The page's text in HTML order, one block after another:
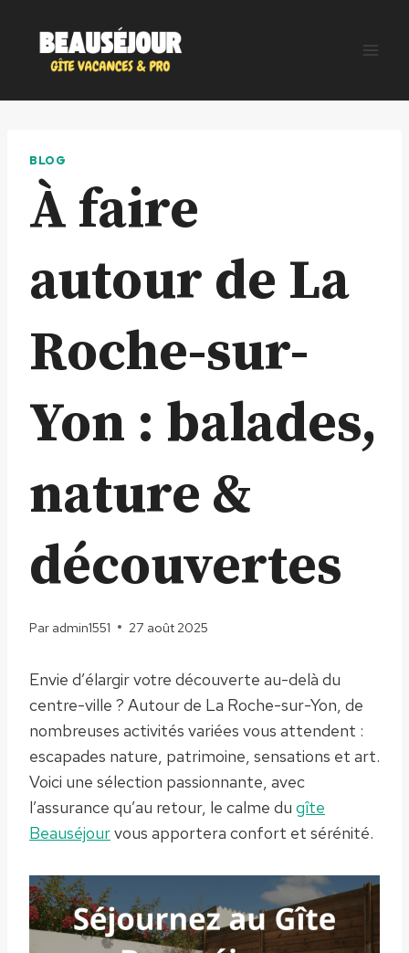
contenu
BLOG
À faire
autour de La
Roche-sur-
Yon : balades,
nature &
découvertes
Par admin1551 27 août 2025
Envie d’élargir votre découverte au-delà du
centre-ville ? Autour de La Roche-sur-Yon, de
nombreuses activités variées vous attendent :
escapades nature, patrimoine, sensations et art.
Voici une sélection passionnante, avec
l’assurance qu’au retour, le calme du gîte
Beauséjourvous apportera confort et sérénité.